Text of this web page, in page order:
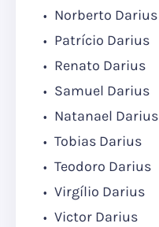
Norberto Darius
Patrício Darius
Renato Darius
Samuel Darius
Natanael Darius
Tobias Darius
Teodoro Darius
Virgílio Darius
Victor Darius